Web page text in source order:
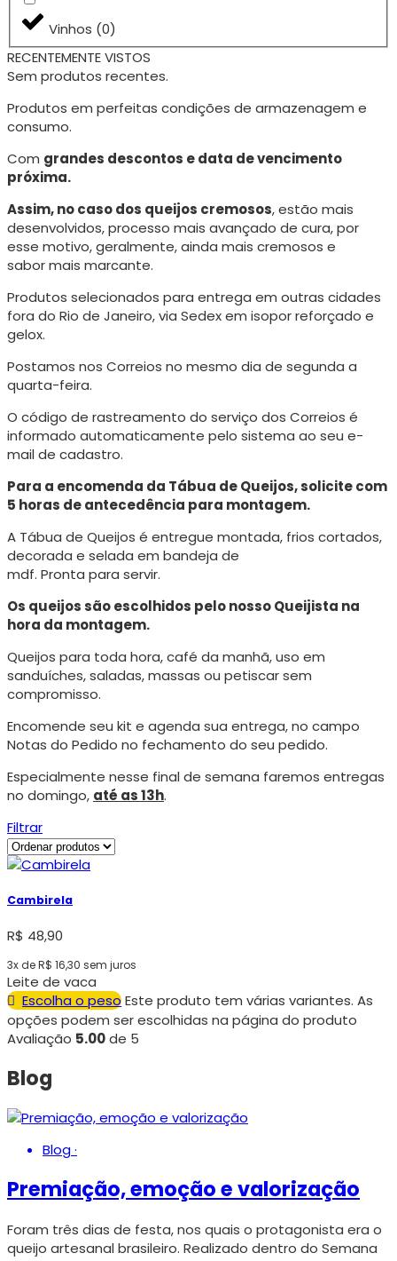
Vinhos (0)
RECENTEMENTE VISTOS
Sem produtos recentes.
Produtos em perfeitas condições de armazenagem e
consumo.
Com grandes descontos e data de vencimento
próxima.
Assim, no caso dos queijos cremosos, estão mais
desenvolvidos, processo mais avançado de cura, por
esse motivo, geralmente, ainda mais cremosos e
sabor mais marcante.
Produtos selecionados para entrega em outras cidades
fora do Rio de Janeiro, via Sedex em isopor reforçado e
gelox.
Postamos nos Correios no mesmo dia de segunda a
quarta-feira.
O código de rastreamento do serviço dos Correios é
informado automaticamente pelo sistema ao seu e-
mail de cadastro.
Para a encomenda da Tábua de Queijos, solicite com
5 horas de antecedência para montagem.
A Tábua de Queijos é entregue montada, frios cortados,
decorada e selada em bandeja de
mdf. Pronta para servir.
Os queijos são escolhidos pelo nosso Queijista na
hora da montagem.
Queijos para toda hora, café da manhã, uso em
sanduíches, saladas, massas ou petiscar sem
compromisso.
Encomende seu kit e agenda sua entrega, no campo
Notas do Pedido no fechamento do seu pedido.
Especialmente nesse final de semana faremos entregas
no domingo, até as 13h.
Filtrar
Cambirela
R$ 48,90
3x deR$ 16,30 sem juros
Leite de vaca
Escolha o pesoEste produto tem várias variantes. As
opções podem ser escolhidas na página do produto
Avaliação 5.00de 5
Blog
Blog·
Premiação, emoção e valorização
Foram três dias de festa, nos quais o protagonista era o
queijo artesanal brasileiro. Realizado dentro do Semana